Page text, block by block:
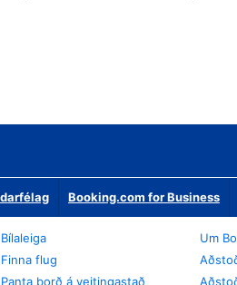
Booking.com for Business
Bílaleiga
Finna flug
Panta borð á veitingastað
Um